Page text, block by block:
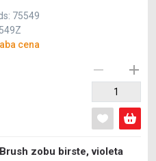
75549
cena
zobu birste, violetа